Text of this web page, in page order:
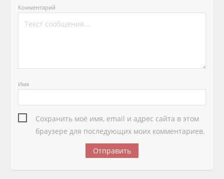
Комментарий
Имя
Сохранить моё имя, email и адрес сайта в этом
браузере для последующих моих комментариев.